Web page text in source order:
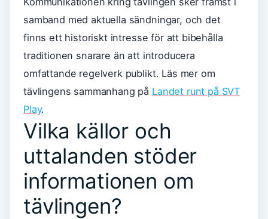
samband med aktuella sändningar, och det
finns ett historiskt intresse för att bibehålla
traditionen snarare än att introducera
omfattande regelverk publikt. Läs mer om
tävlingens sammanhang på Landet runt på SVT
Play.
Vilka källor och
uttalanden stöder
informationen om
tävlingen?